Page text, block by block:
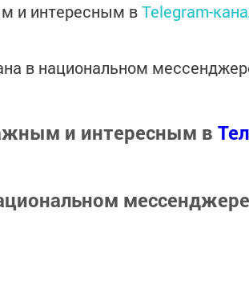
и интересным вTelegram-
в национальном
и интересным в
мессенджере